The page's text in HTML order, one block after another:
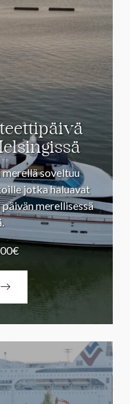
soveltuu
jotka haluavat
merellisessä